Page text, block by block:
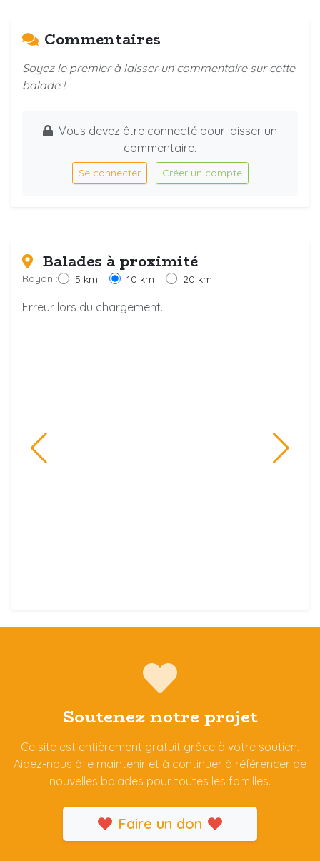
Commentaires
Soyez le premier à laisser un commentaire sur cette
balade !
Vous devez être connecté pour laisser un
commentaire.
Se connecter Créer un compte
Balades à proximité
Rayon : 5 km 10 km 20 km
Erreur lors du chargement.
Soutenez notre projet
Ce site est entièrement gratuit grâce à votre soutien.
Aidez-nous à le maintenir et à continuer à référencer de
nouvelles balades pour toutes les familles.
Faire un don